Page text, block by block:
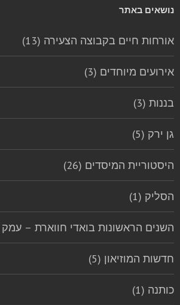
נושאים באתר
אורחות חיים בקבוצה הצעירה (13)
אירועים מיוחדים (3)
בננות (3)
גן ירק (5)
היסטוריית המיסדים (26)
הסליק (1)
השנים הראשונות בואדי חווארת – עמק
חדשות המוזיאון (5)
כותנה (1)